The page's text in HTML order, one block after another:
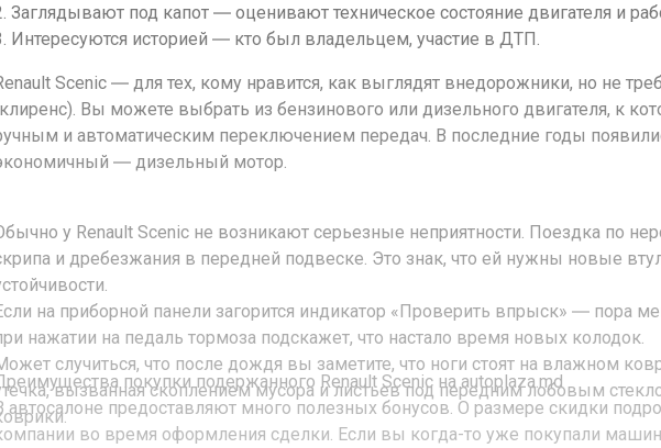
Заглядывают под капот ― оценивают техническое состояние двигателя и
Интересуются историей ― кто был владельцем, участие в ДТП.
Scenic ― для тех, кому нравится, как выглядят внедорожники, но не
Вы можете выбрать из бензинового или дизельного двигателя, к
и автоматическим переключением передач. В последние годы
― дизельный мотор.
у Renault Scenic не возникают серьезные неприятности. Поездка по
и дребезжания в передней подвеске. Это знак, что ей нужны новые
на приборной панели загорится индикатор «Проверить впрыск» ― пора
нажатии на педаль тормоза подскажет, что настало время новых колодок.
случиться, что после дождя вы заметите, что ноги стоят на влажном
вызванная скоплением мусора и листьев под передним лобовым
покупки подержанного Renault Scenic на autoplaza.md
автосалоне предоставляют много полезных бонусов. О размере скидки
во время оформления сделки. Если вы когда-то уже покупали